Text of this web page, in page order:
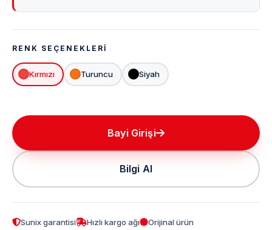
RENK SEÇENEKLERI
Kırmızı Turuncu Siyah
Bayi Girişi
Bilgi Al
Sunix garantisi Hızlı kargo ağı Orijinal ürün